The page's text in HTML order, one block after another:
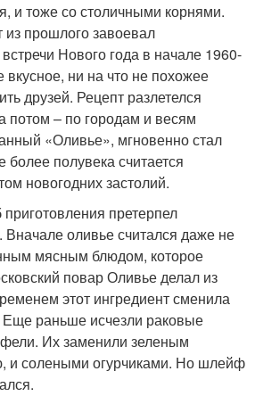
и тоже со столичными корнями.
из прошлого завоевал
Нового года в начале 1960-
вкусное, ни на что не похожее
друзей. Рецепт разлетелся
потом – по городам и весям
«Оливье», мгновенно стал
полувека считается
новогодних застолий.
претерпел
оливье считался даже не
мясным блюдом, которое
повар Оливье делал из
этот ингредиент сменила
Еще раньше исчезли раковые
Их заменили зеленым
и солеными огурчиками. Но шлейф